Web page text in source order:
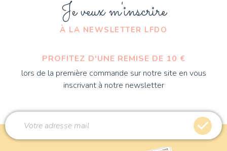
Je veux m'inscrire
À LA NEWSLETTER LFDO
PROFITEZ D'UNE REMISE DE 10 €
lors de la première commande sur notre site en vous
inscrivant à notre newsletter